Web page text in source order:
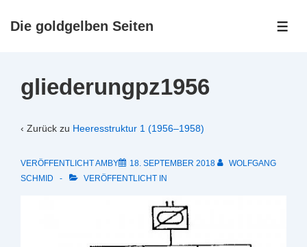
ZumDie goldgelben Seiten
gliederungpz1956
‹ Zurück zu Heeresstruktur 1 (1956–1958)
VERÖFFENTLICHT AMBY 18. SEPTEMBER 2018
WOLFGANG
SCHMID
VERÖFFENTLICHT IN